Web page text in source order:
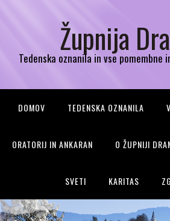
Župnija
Tedenska oznanila in vse
DOMOV TEDENSKA OZNANILA
ORATORIJ IN ANKARAN O ŽUPNIJI
SVETI KARITAS